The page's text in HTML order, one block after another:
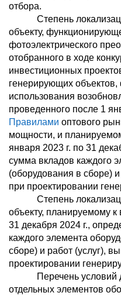
отбора.
Степень
объекту,
фотоэлектрического
отобранного в ходе
инвестиционных
генерирующих
использования
проведенного после 1
Правилами оптового
мощности, и
января 2023 г. по 31
сумма вкладов каждого
(оборудования в сборе)
при проектировании
Степень
объекту, планируемому
31 декабря 2024 г.,
каждого элемента
сборе) и работ (услуг),
проектировании
Перечень условий
отдельных элементов